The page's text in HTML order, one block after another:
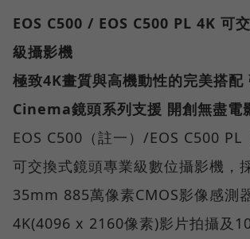
EOS C500 / EOS C500 PL 4K 可
級攝影機
極致4K畫質與高機動性的完美搭配
Cinema鏡頭系列支援 開創無盡電
EOS C500（註一）/EOS C500 PL
可交換式鏡頭專業級數位攝影機，
35mm 885萬像素CMOS影像感測
4K(4096 x 2160像素)影片拍攝及